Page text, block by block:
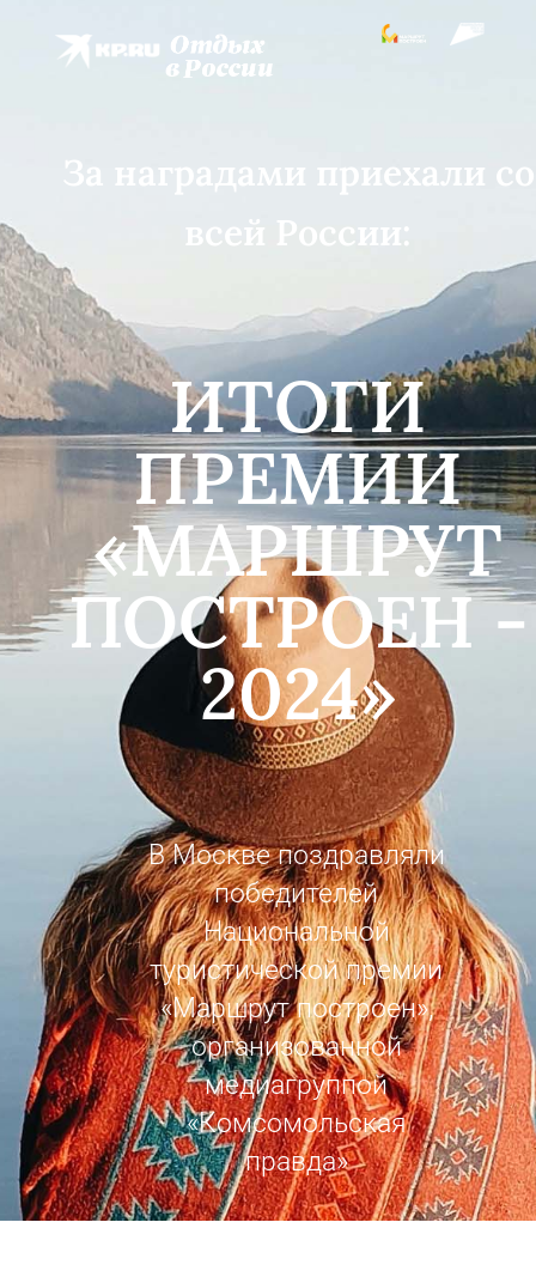
За наградами приехали со
всей России:
ИТОГИ
ПРЕМИИ
«МАРШРУТ
ПОСТРОЕН -
2024»
В Москве поздравляли
победителей
Национальной
туристической премии
«Маршрут построен»,
организованной
медиагруппой
«Комсомольская
правда»